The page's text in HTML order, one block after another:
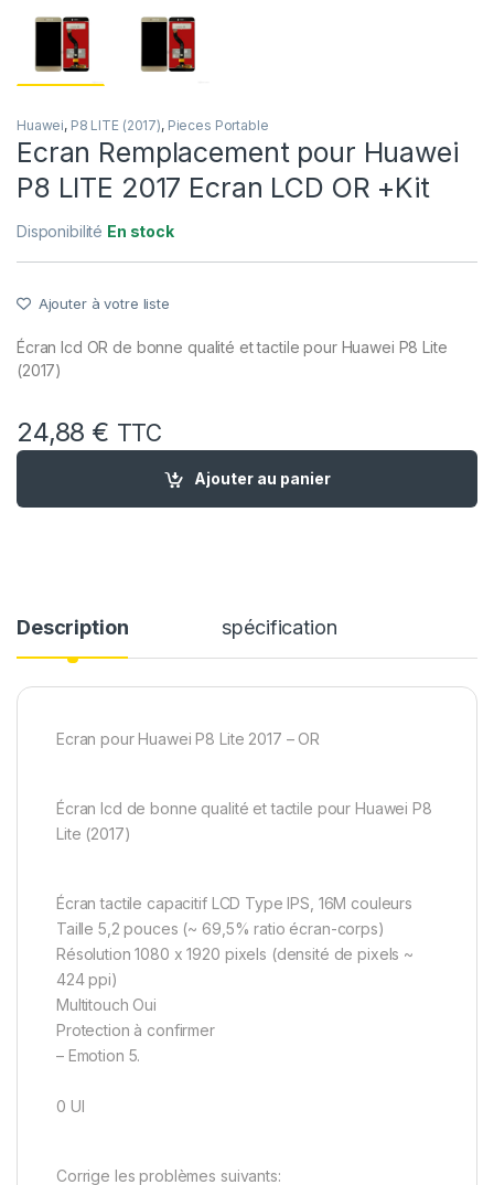
Huawei, P8 LITE (2017), Pieces Portable
Ecran Remplacement pour Huawei
P8 LITE 2017 Ecran LCD OR +Kit
Disponibilité En stock
Ajouter à votre liste
Écran lcd OR de bonne qualité et tactile pour Huawei P8 Lite
(2017)
24,88 € TTC
quantité de Ecran Remplacement pour Huawei P8 LITE 2017
Ajouter au panier
Description spécification
Ecran pour Huawei P8 Lite 2017 – OR
Écran lcd de bonne qualité et tactile pour Huawei P8
Lite (2017)
Écran tactile capacitif LCD Type IPS, 16M couleurs
Taille 5,2 pouces (~ 69,5% ratio écran-corps)
Résolution 1080 x 1920 pixels (densité de pixels ~
424 ppi)
Multitouch Oui
Protection à confirmer
– Emotion 5.
0 UI
Corrige les problèmes suivants: